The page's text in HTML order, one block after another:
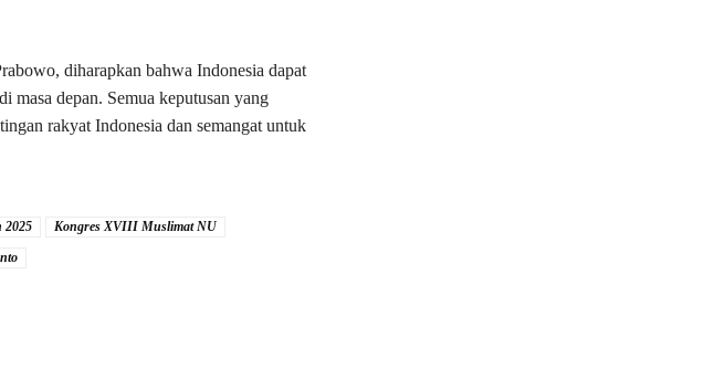
diharapkan bahwa Indonesia dapat
masa depan. Semua keputusan yang
rakyat Indonesia dan semangat untuk
2025
Kongres XVIII Muslimat NU